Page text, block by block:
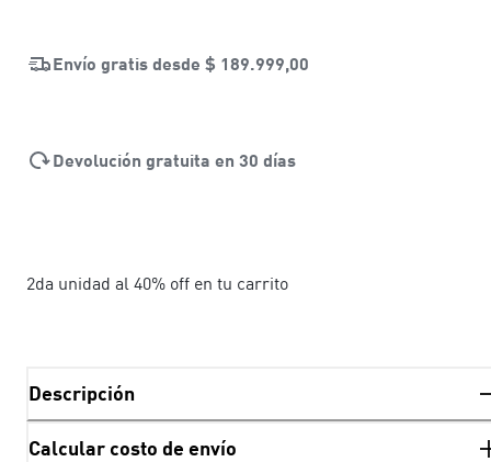
Envío gratis desde $ 189.999,00
Devolución gratuita en 30 días
2da unidad al 40% off en tu carrito
Descripción
Calcular costo de envío